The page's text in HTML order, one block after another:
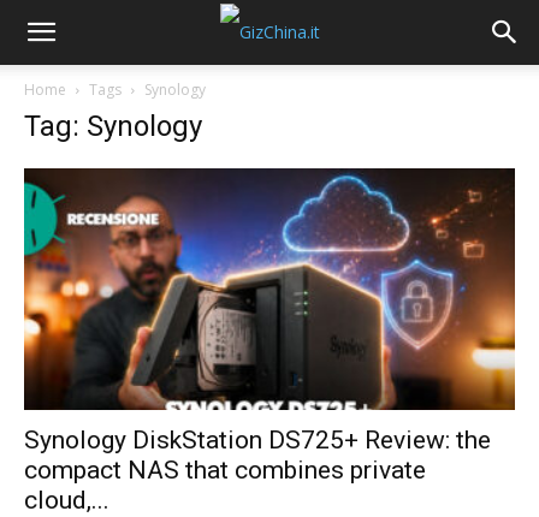
Home Tags Synology
Tag: Synology
Synology DiskStation DS725+ Review: the
compact NAS that combines private
cloud,...